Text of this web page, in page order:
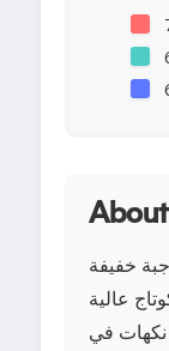
خفيفة
عالية
نكهات في